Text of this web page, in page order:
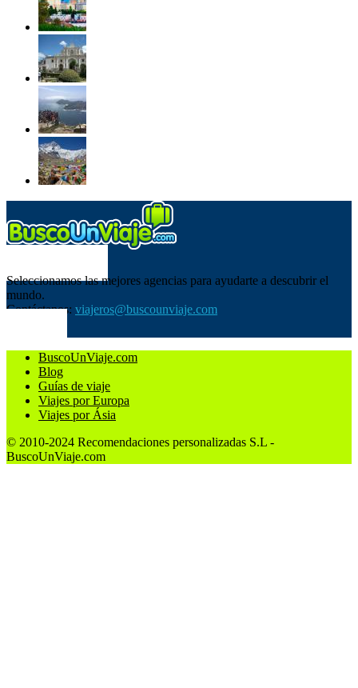
Seleccionamos las mejores agencias para ayudarte a descubrir el
mundo.
Contáctanos: viajeros@buscounviaje.com
BuscoUnViaje.com
Blog
Guías de viaje
Viajes por Europa
Viajes por Ásia
© 2010-2024 Recomendaciones personalizadas S.L -
BuscoUnViaje.com